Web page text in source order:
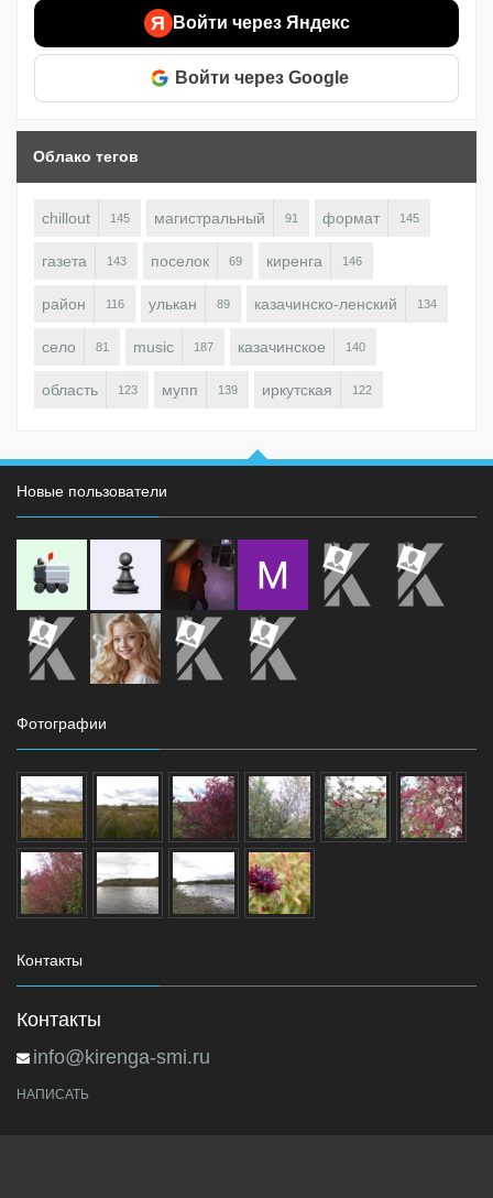
Я Войти через Яндекс
Войти через Google
Облако тегов
chillout 145 магистральный 91 формат 145
газета 143 поселок 69 киренга 146
район 116 улькан 89 казачинско-ленский 134
село 81 music 187 казачинское 140
область 123 мупп 139 иркутская 122
Новые пользователи
Фотографии
Контакты
Контакты
info@kirenga-smi.ru
НАПИСАТЬ